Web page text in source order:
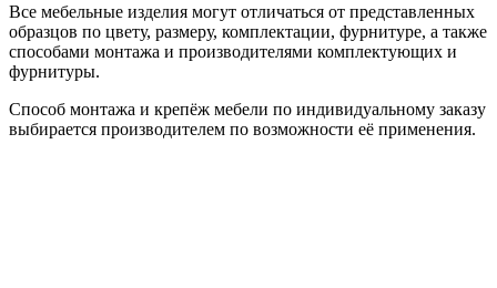
Все мебельные изделия могут отличаться от представленных
образцов по цвету, размеру, комплектации, фурнитуре, а также
способами монтажа и производителями комплектующих и
фурнитуры.
Способ монтажа и крепёж мебели по индивидуальному заказу
выбирается производителем по возможности её применения.